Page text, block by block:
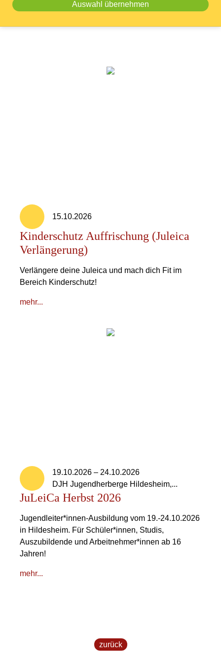
15.10.2026
Kinderschutz Auffrischung (Juleica
Verlängerung)
Verlängere deine Juleica und mach dich Fit im
Bereich Kinderschutz!
mehr...
19.10.2026 – 24.10.2026
DJH Jugendherberge Hildesheim,...
JuLeiCa Herbst 2026
Jugendleiter*innen-Ausbildung vom 19.-24.10.2026
in Hildesheim. Für Schüler*innen, Studis,
Auszubildende und Arbeitnehmer*innen ab 16
Jahren!
mehr...
zurück